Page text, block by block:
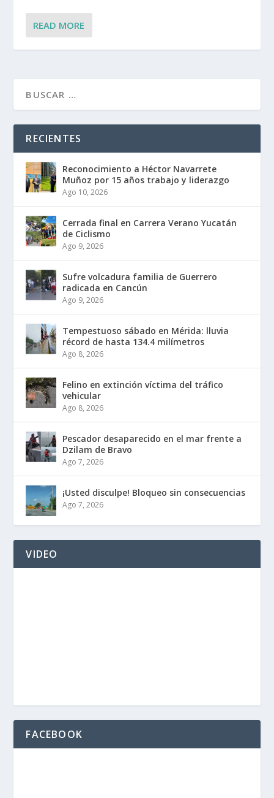
READ MORE
RECIENTES
Reconocimiento a Héctor Navarrete
Muñoz por 15 años trabajo y liderazgo
Ago 10, 2026
Cerrada final en Carrera Verano Yucatán
de Ciclismo
Ago 9, 2026
Sufre volcadura familia de Guerrero
radicada en Cancún
Ago 9, 2026
Tempestuoso sábado en Mérida: lluvia
récord de hasta 134.4 milímetros
Ago 8, 2026
Felino en extinción víctima del tráfico
vehicular
Ago 8, 2026
Pescador desaparecido en el mar frente a
Dzilam de Bravo
Ago 7, 2026
¡Usted disculpe! Bloqueo sin consecuencias
Ago 7, 2026
VIDEO
FACEBOOK